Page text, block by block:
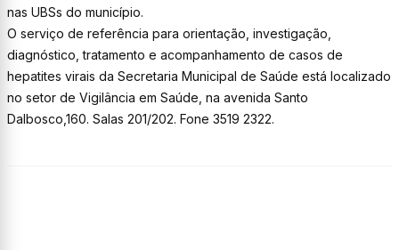
nas UBSs do município.
O serviço de referência para orientação, investigação,
diagnóstico, tratamento e acompanhamento de casos de
hepatites virais da Secretaria Municipal de Saúde está localizado
no setor de Vigilância em Saúde, na avenida Santo
Dalbosco,160. Salas 201/202. Fone 3519 2322.